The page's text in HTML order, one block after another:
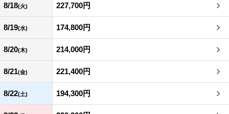
8/18(火) 227,700円
8/19(水) 174,800円
8/20(木) 214,000円
8/21(金) 221,400円
8/22(土) 194,300円